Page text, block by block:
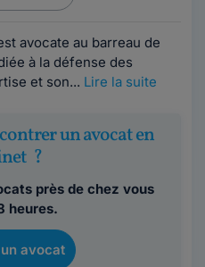
avocate au barreau de
à la défense des
et son... Lire la suite
un avocat en
?
près de chez vous
heures.
avocat